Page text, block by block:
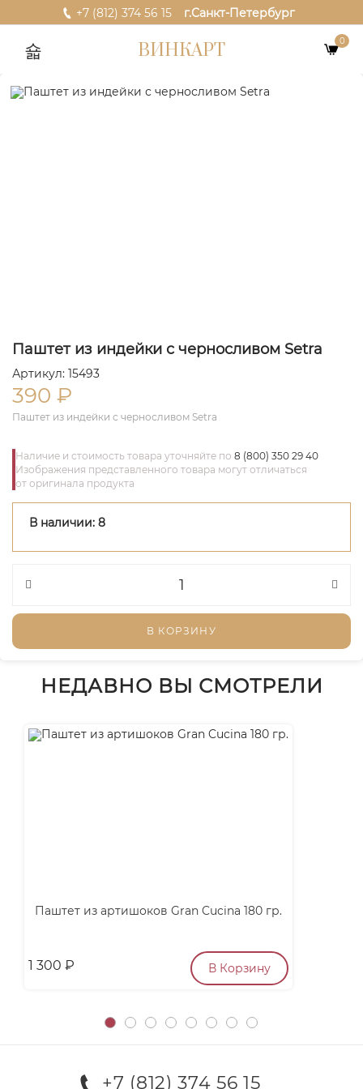
+7 (812) 374 56 15 г.Санкт-Петербург
ВИНКАРТ 0
Паштет из индейки с черносливом Setra
Артикул: 15493
390 ₽
Паштет из индейки с черносливом Setra
Наличие и стоимость товара уточняйте по 8 (800) 350 29 40
Изображения представленного товара могут отличаться
от оригинала продукта
В наличии: 8
В КОРЗИНУ
НЕДАВНО ВЫ СМОТРЕЛИ
Паштет из артишоков Gran Cucina 180 гр.
1 300 ₽ В Корзину
+7 (812) 374 56 15